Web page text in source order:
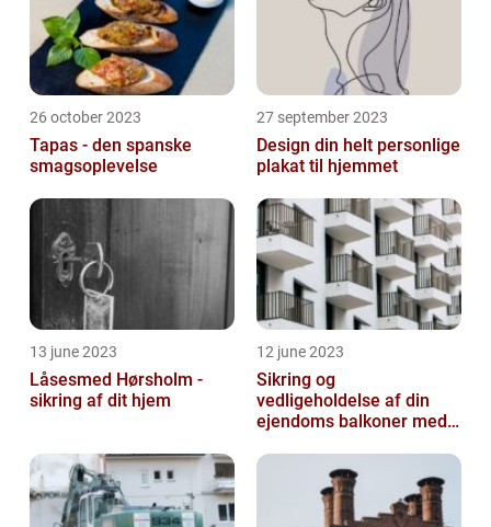
26 october 2023
Tapas - den spanske
smagsoplevelse
27 september 2023
Design din helt personlige
plakat til hjemmet
13 june 2023
Låsesmed Hørsholm -
sikring af dit hjem
12 june 2023
Sikring og
vedligeholdelse af din
ejendoms balkoner med